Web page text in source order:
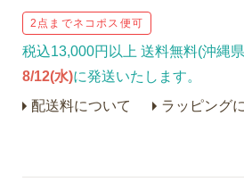
2点までネコポス便可
税込13,000円以上 送料無料(沖縄
8/12(水)に発送いたします。
配送料について
ラッピング